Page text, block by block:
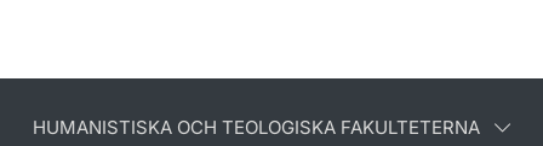
HUMANISTISKA OCH TEOLOGISKA FAKULTETERNA